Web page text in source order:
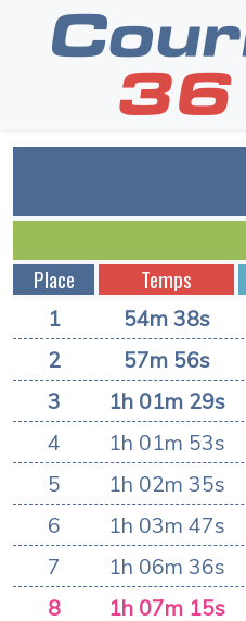
Place Temps
1 54m 38s
2 57m 56s
3 1h 01m 29s
4 1h 01m 53s
5 1h 02m 35s
6 1h 03m 47s
7 1h 06m 36s
8 1h 07m 15s